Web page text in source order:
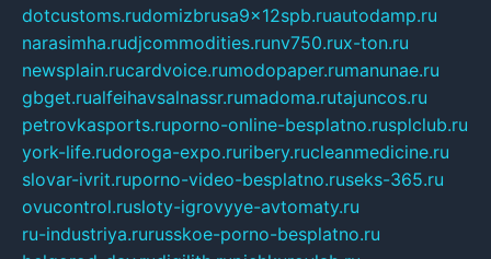
dotcustoms.rudomizbrusa9x12spb.ruautodamp.ru
narasimha.rudjcommodities.runv750.rux-ton.ru
newsplain.rucardvoice.rumodopaper.rumanunae.ru
gbget.rualfeihavsalnassr.rumadoma.rutajuncos.ru
petrovkasports.ruporno-online-besplatno.rusplclub.ru
york-life.rudoroga-expo.ruribery.rucleanmedicine.ru
slovar-ivrit.ruporno-video-besplatno.ruseks-365.ru
ovucontrol.rusloty-igrovyye-avtomaty.ru
ru-industriya.rurusskoe-porno-besplatno.ru